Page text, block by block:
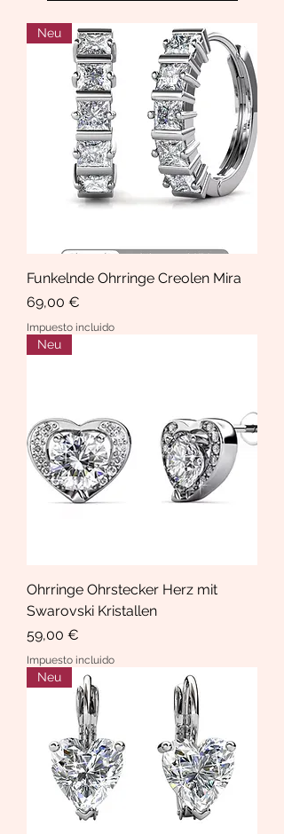
Neu
Funkelnde Ohrringe Creolen Mira
Precio
69,00 €
Impuesto incluido
Neu
Ohrringe Ohrstecker Herz mit
Swarovski Kristallen
Precio
59,00 €
Impuesto incluido
Neu